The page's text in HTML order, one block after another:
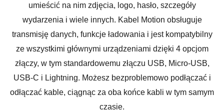
umieścić na nim zdjęcia, logo, hasło, szczegóły
wydarzenia i wiele innych. Kabel Motion obsługuje
transmisję danych, funkcje ładowania i jest kompatybilny
ze wszystkimi głównymi urządzeniami dzięki 4 opcjom
złączy, w tym standardowemu złączu USB, Micro-USB,
USB-C i Lightning. Możesz bezproblemowo podłączać i
odłączać kable, ciągnąc za oba końce kabli w tym samym
czasie.